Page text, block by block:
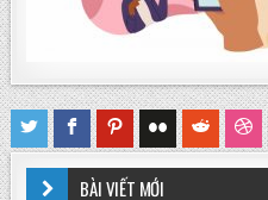
BÀI VIẾT MỚI